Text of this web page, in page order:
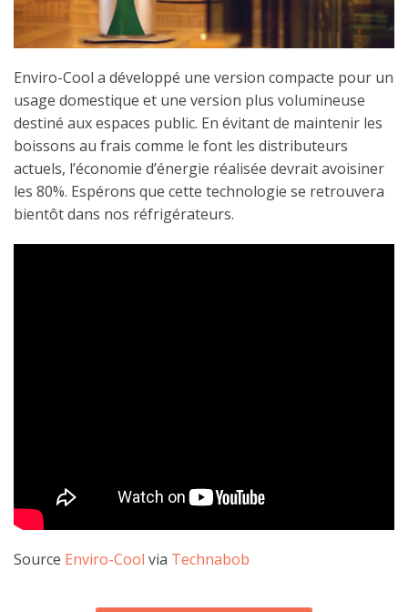
Enviro-Cool a développé une version compacte pour un
usage domestique et une version plus volumineuse
destiné aux espaces public. En évitant de maintenir les
boissons au frais comme le font les distributeurs
actuels, l’économie d’énergie réalisée devrait avoisiner
les 80%. Espérons que cette technologie se retrouvera
bientôt dans nos réfrigérateurs.
Source Enviro-Cool via Technabob